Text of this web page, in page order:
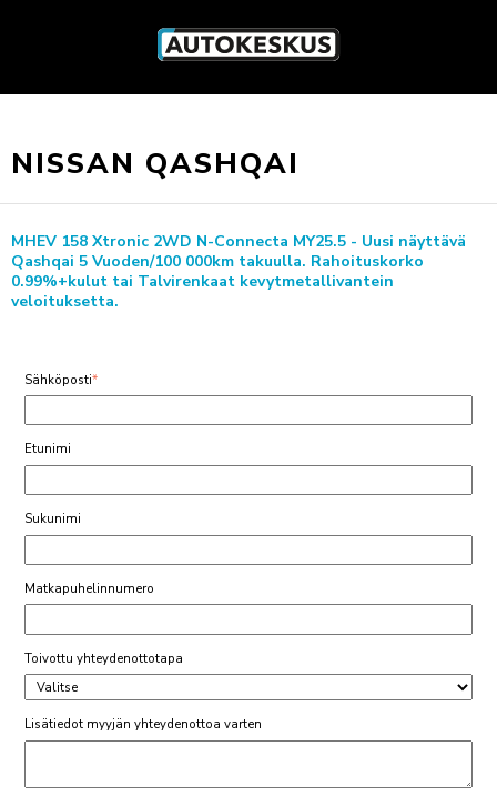
NISSAN QASHQAI
MHEV 158 Xtronic 2WD N-Connecta MY25.5 - Uusi näyttävä
Qashqai 5 Vuoden/100 000km takuulla. Rahoituskorko
0.99%+kulut tai Talvirenkaat kevytmetallivantein
veloituksetta.
Sähköposti*
Etunimi
Sukunimi
Matkapuhelinnumero
Toivottu yhteydenottotapa
Lisätiedot myyjän yhteydenottoa varten